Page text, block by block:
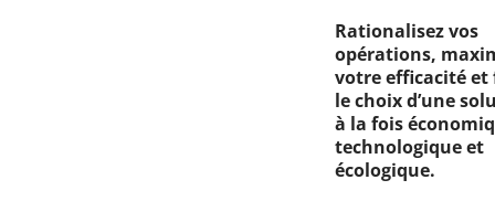
Rationalisez vos
opérations,
votre efficacité et
le choix d’une
à la fois
technologique et
écologique.